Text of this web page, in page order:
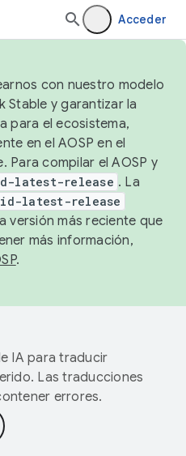
Acceder
con nuestro modelo
Stable y garantizar la
para el ecosistema,
en el AOSP en el
compilar el AOSP y
latest-release . La
latest-release
versión más reciente que
más información,
.
IA para traducir
Las traducciones
errores.